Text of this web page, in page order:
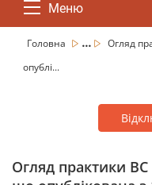
Меню
Головна ...
Огляд
опублі...
Огляд практики ВС